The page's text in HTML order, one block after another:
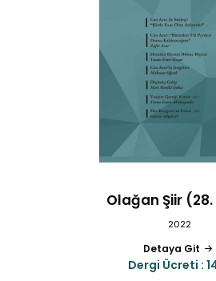
Olağan Şiir (28.
2022
Detaya Git
Dergi Ücreti :